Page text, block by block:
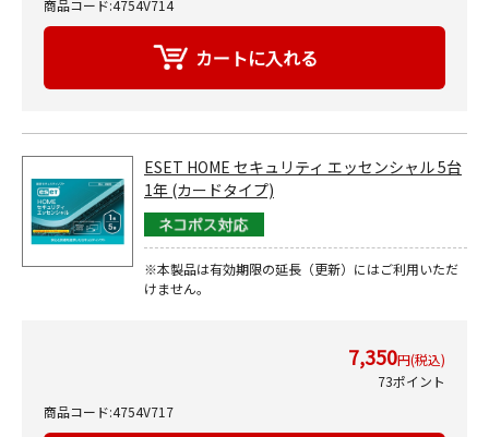
商品コード:4754V714
ESET HOME セキュリティ エッセンシャル 5台
1年 (カードタイプ)
※本製品は有効期限の延長（更新）にはご利用いただ
けません。
7,350円(税込)
73ポイント
商品コード:4754V717